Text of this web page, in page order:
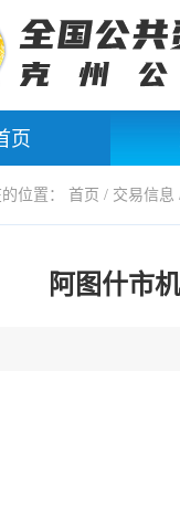
页
位置： 首页 / 交易信息
阿图什市